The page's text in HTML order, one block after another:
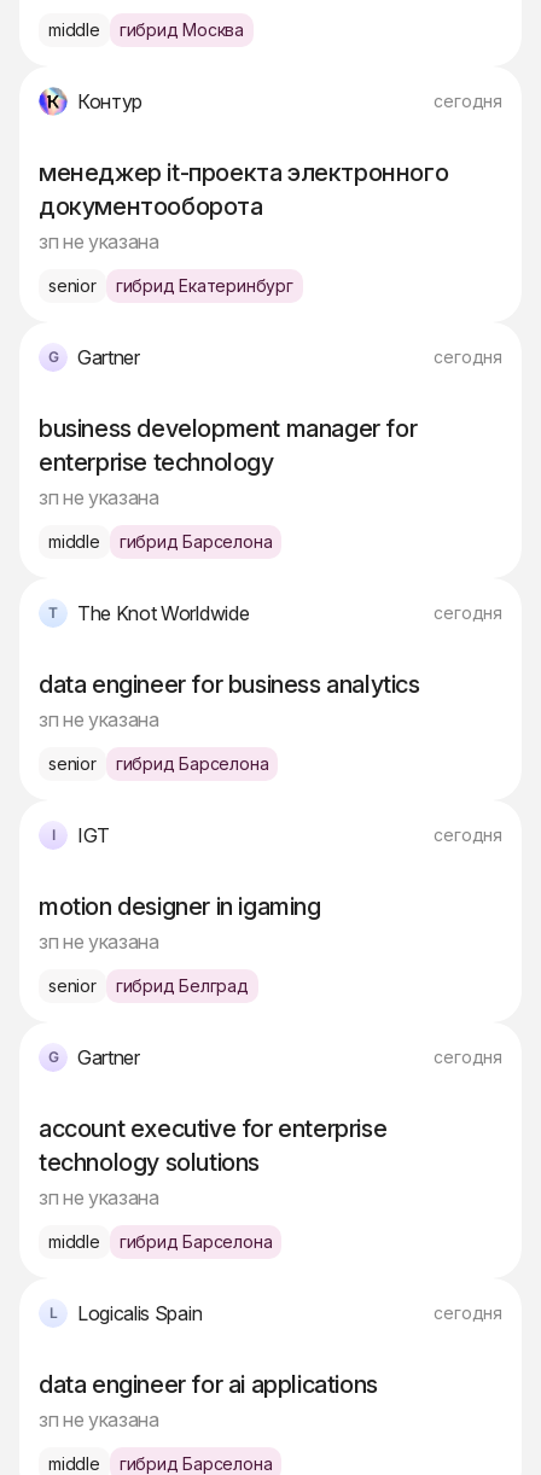
middle гибрид Москва
Контур сегодня
менеджер it‑проекта электронного
документооборота
зп не указана
senior гибрид Екатеринбург
Gartner сегодня
business development manager for
enterprise technology
зп не указана
middle гибрид Барселона
The Knot Worldwide сегодня
data engineer for business analytics
зп не указана
senior гибрид Барселона
IGT сегодня
motion designer in igaming
зп не указана
senior гибрид Белград
Gartner сегодня
account executive for enterprise
technology solutions
зп не указана
middle гибрид Барселона
Logicalis Spain сегодня
data engineer for ai applications
зп не указана
middle гибрид Барселона